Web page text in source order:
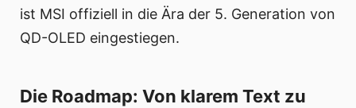
ist MSI offiziell in die Ära der 5. Generation von
QD-OLED eingestiegen.
Die Roadmap: Von klarem Text zu